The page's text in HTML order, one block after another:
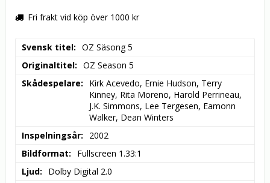
Fri frakt vid köp över 1000 kr
Svensk titel
OZ Säsong 5
Originaltitel
OZ Season 5
Skådespelare
Kirk Acevedo, Ernie Hudson, Terry
Kinney, Rita Moreno, Harold Perrineau,
J.K. Simmons, Lee Tergesen, Eamonn
Walker, Dean Winters
Inspelningsår
2002
Bildformat
Fullscreen 1.33:1
Ljud
Dolby Digital 2.0